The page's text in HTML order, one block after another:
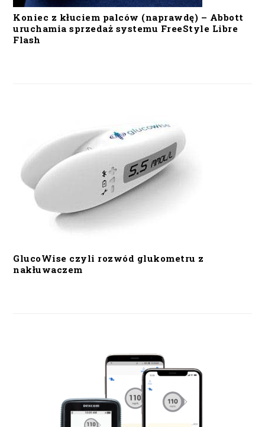
Koniec z kłuciem palców (naprawdę) – Abbott
uruchamia sprzedaż systemu FreeStyle Libre
Flash
GlucoWise czyli rozwód glukometru z
nakłuwaczem